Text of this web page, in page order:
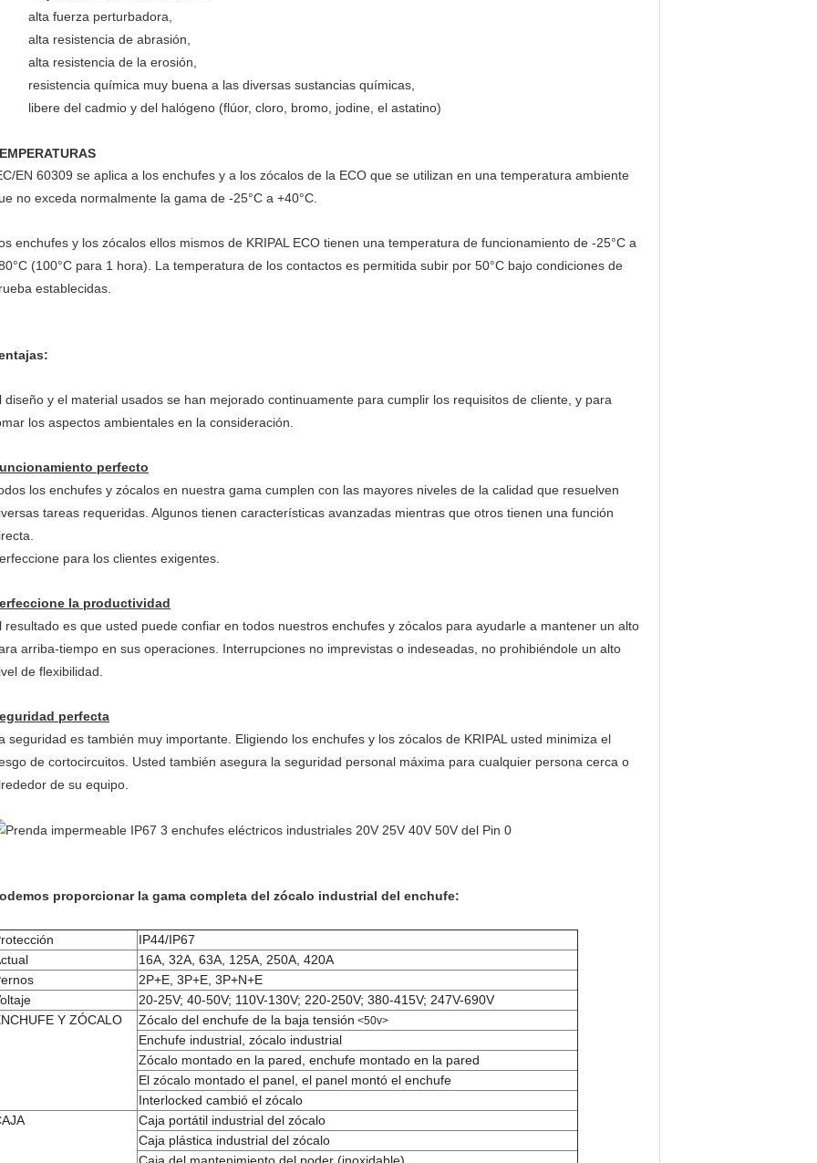
alta fuerza perturbadora,
alta resistencia de abrasión,
alta resistencia de la erosión,
resistencia química muy buena a las diversas sustancias químicas,
libere del cadmio y del halógeno (flúor, cloro, bromo, jodine, el astatino)
EN 60309 se aplica a los enchufes y a los zócalos de la ECO que se utilizan en una temperatura ambiente
no exceda normalmente la gama de -25°C a +40°C.
enchufes y los zócalos ellos mismos de KRIPAL ECO tienen una temperatura de funcionamiento de -25°C a
(100°C para 1 hora). La temperatura de los contactos es permitida subir por 50°C bajo condiciones de
establecidas.
diseño y el material usados se han mejorado continuamente para cumplir los requisitos de cliente, y para
los aspectos ambientales en la consideración.
perfecto
los enchufes y zócalos en nuestra gama cumplen con las mayores niveles de la calidad que resuelven
tareas requeridas. Algunos tienen características avanzadas mientras que otros tienen una función
para los clientes exigentes.
la productividad
resultado es que usted puede confiar en todos nuestros enchufes y zócalos para ayudarle a mantener un alto
arriba-tiempo en sus operaciones. Interrupciones no imprevistas o indeseadas, no prohibiéndole un alto
de flexibilidad.
perfecta
seguridad es también muy importante. Eligiendo los enchufes y los zócalos de KRIPAL usted minimiza el
de cortocircuitos. Usted también asegura la seguridad personal máxima para cualquier persona cerca o
de su equipo.
proporcionar la gama completa del zócalo industrial del enchufe:
IP44/IP67
16A, 32A, 63A, 125A, 250A, 420A
2P+E, 3P+E, 3P+N+E
20-25V; 40-50V; 110V-130V; 220-250V; 380-415V; 247V-690V
Y ZÓCALO
Zócalo del enchufe de la baja tensión <50v>
Enchufe industrial, zócalo industrial
Zócalo montado en la pared, enchufe montado en la pared
El zócalo montado el panel, el panel montó el enchufe
Interlocked cambió el zócalo
Caja portátil industrial del zócalo
Caja plástica industrial del zócalo